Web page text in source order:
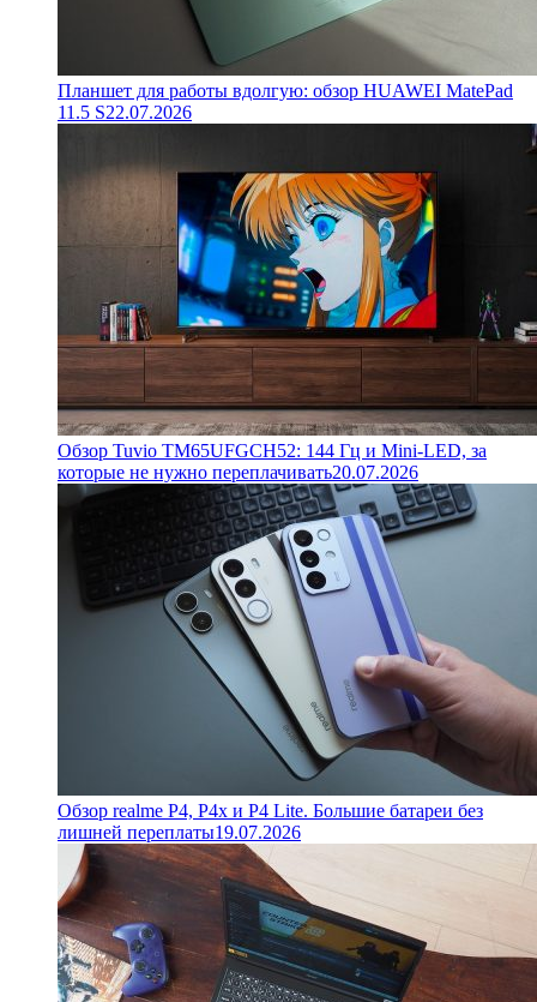
Планшет для работы вдолгую: обзор HUAWEI MatePad
11.5 S22.07.2026
Обзор Tuvio TM65UFGCH52: 144 Гц и Mini-LED, за
которые не нужно переплачивать20.07.2026
Обзор realme P4, P4x и P4 Lite. Большие батареи без
лишней переплаты19.07.2026